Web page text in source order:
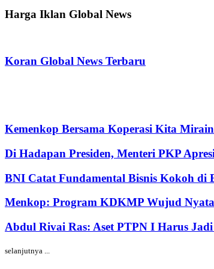
Harga Iklan Global News
Koran Global News Terbaru
Kemenkop Bersama Koperasi Kita
Di Hadapan Presiden, Menteri PKP
BNI Catat Fundamental Bisnis Kokoh di
Menkop: Program KDKMP Wujud
Abdul Rivai Ras: Aset PTPN I Harus
selanjutnya ...